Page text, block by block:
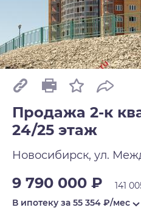
Продажа 2-к
24/25 этаж
Новосибирск, ул.
9 790 000 ₽ 141
В ипотеку за 55 354 ₽/мес